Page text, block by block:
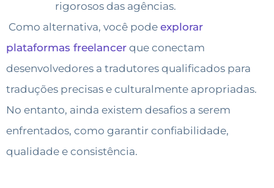
rigorosos das agências.
Como alternativa, você pode explorar
plataformas freelancer que conectam
desenvolvedores a tradutores qualificados para
traduções precisas e culturalmente apropriadas.
No entanto, ainda existem desafios a serem
enfrentados, como garantir confiabilidade,
qualidade e consistência.